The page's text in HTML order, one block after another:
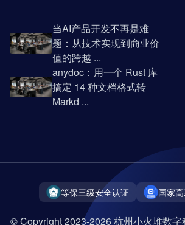
当AI产品开发不再是难
题：从技术实现到商业价
值的跨越 ...
anydoc：用一个 Rust 库
搞定 14 种文档格式转
Markd ...
等保三级安全认证 国家
© Copyright 2023-2026 杭州小火堆数